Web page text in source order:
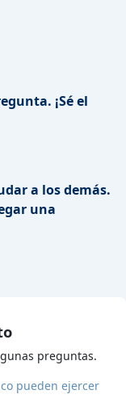
¡Sé el
a los demás.
una
preguntas.
pueden ejercer